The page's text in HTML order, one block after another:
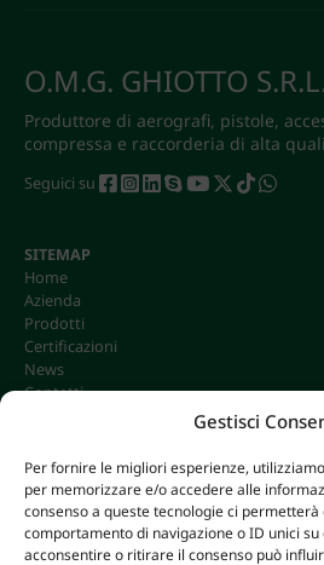
Gestisci
Per fornire le migliori esperienze,
per memorizzare e/o accedere alle
consenso a queste tecnologie ci
comportamento di navigazione o ID unici su
acconsentire o ritirare il consenso può
O.M.G. GHIOTTO
Produttore di aerografi, pistole,
compressa e raccorderia di alta
Seguici su
SITEMAP
Home
Azienda
Prodotti
Certificazioni
News
Contatti
CONTATTI
info@omgonline.it